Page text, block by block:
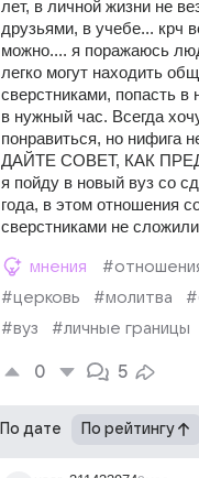
лет, в личной жизни не
друзьями, в учебе... крч
можно.... я поражаюсь
легко могут находить
сверстниками, попасть в
в нужный час. Всегда
понравиться, но нифига
ДАЙТЕ СОВЕТ, КАК
я пойду в новый вуз со
года, в этом отношения
сверстниками не
мнения
#церковь
#молитва
#вуз
#личные границы
0 5
По дате По рейтингу